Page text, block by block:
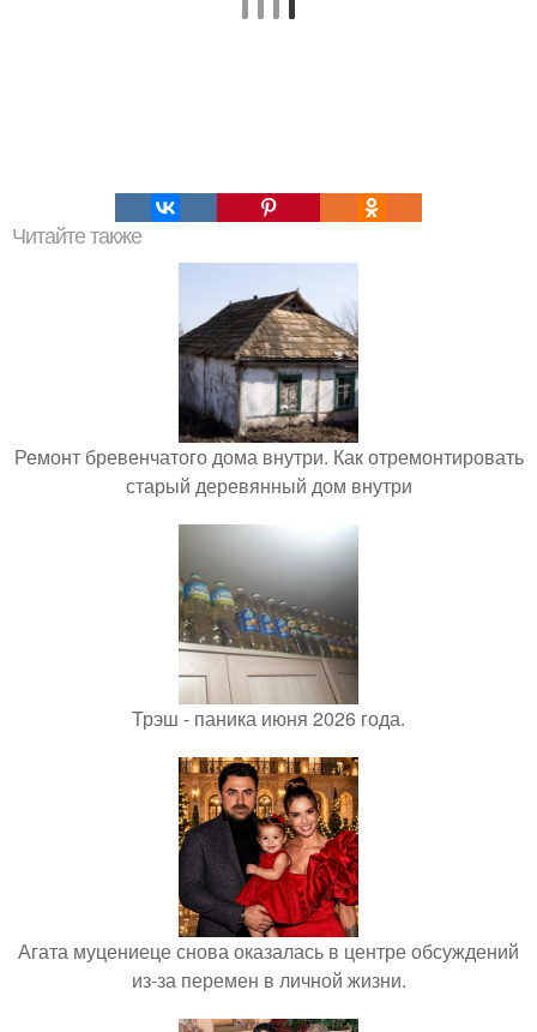
Читайте также
Ремонт бревенчатого дома внутри. Как отремонтировать
старый деревянный дом внутри
Трэш - паника июня 2026 года.
Агата муцениеце снова оказалась в центре обсуждений
из-за перемен в личной жизни.